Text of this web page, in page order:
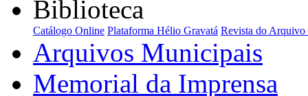
Biblioteca
Catálogo Online Plataforma Hélio Gravatá Revista do
Arquivos Municipais
Memorial da Imprensa